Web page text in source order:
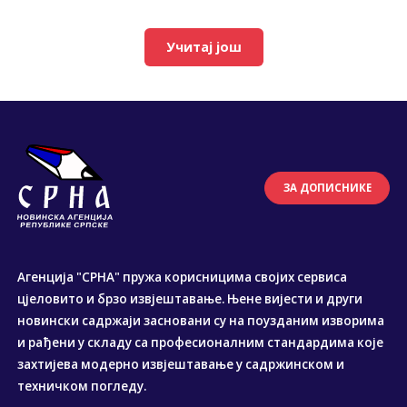
Учитај још
ЗА ДОПИСНИКЕ
Агенција "СРНА" пружа корисницима својих сервиса
цјеловито и брзо извјештавање. Њене вијести и други
новински садржаји засновани су на поузданим изворима
и рађени у складу са професионалним стандардима које
захтијева модерно извјештавање у садржинском и
техничком погледу.